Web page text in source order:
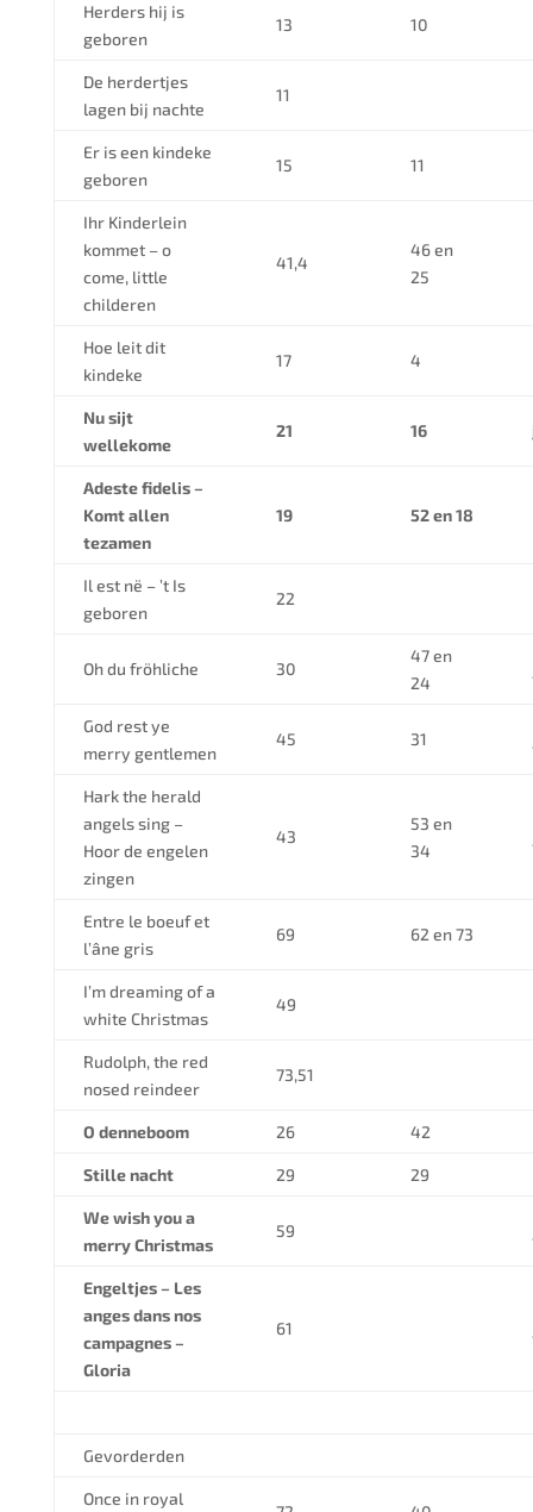
Herders hij is
geboren
13 10
De herdertjes
lagen bij nachte
11
Er is een kindeke
geboren
15 11
Ihr Kinderlein
kommet – o
come, little
childeren
41,4
46 en
25
Hoe leit dit
kindeke
17 4
Nu sijt
wellekome
21 16
Adeste fidelis –
Komt allen
tezamen
19 52 en 18
Il est në – ’t Is
geboren
22
Oh du fröhliche 30
47 en
24
God rest ye
merry gentlemen
45 31
Hark the herald
angels sing –
Hoor de engelen
zingen
43
53 en
34
Entre le boeuf et
l’âne gris
69 62 en 73
I’m dreaming of a
white Christmas
49
Rudolph, the red
nosed reindeer
73,51
O denneboom 26 42
Stille nacht 29 29
We wish you a
merry Christmas
59
Engeltjes – Les
anges dans nos
campagnes –
Gloria
61
Gevorderden
Once in royal